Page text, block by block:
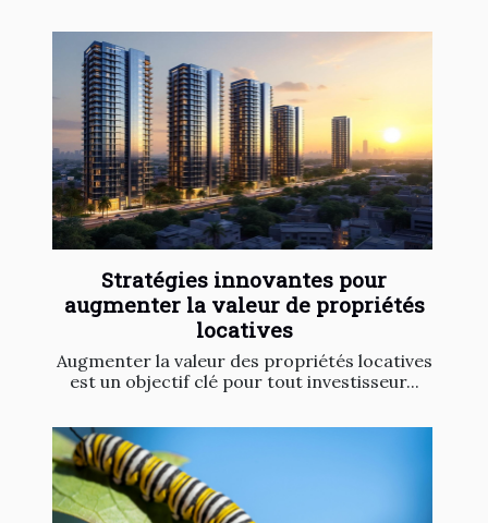
Stratégies innovantes pour
augmenter la valeur de propriétés
locatives
Augmenter la valeur des propriétés locatives
est un objectif clé pour tout investisseur...